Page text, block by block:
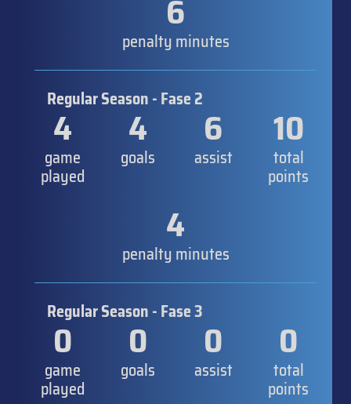
6
penalty minutes
Regular Season - Fase 2
4
game
played
4
goals
6
assist
10
total
points
4
penalty minutes
Regular Season - Fase 3
0
game
played
0
goals
0
assist
0
total
points